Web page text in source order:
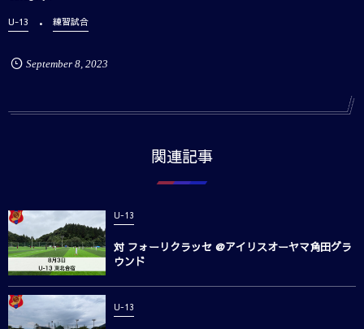
U-13 練習試合
September 8, 2023
関連記事
U-13
対 フォーリクラッセ @アイリスオーヤマ角田グラ
ウンド
U-13